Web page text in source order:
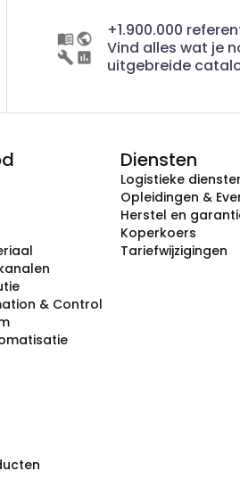
+1.900.000
Vind alles wat je
uitgebreide
& Control
Diensten
Logistieke
Opleidingen &
Herstel en
Koperkoers
Tariefwijzigingen